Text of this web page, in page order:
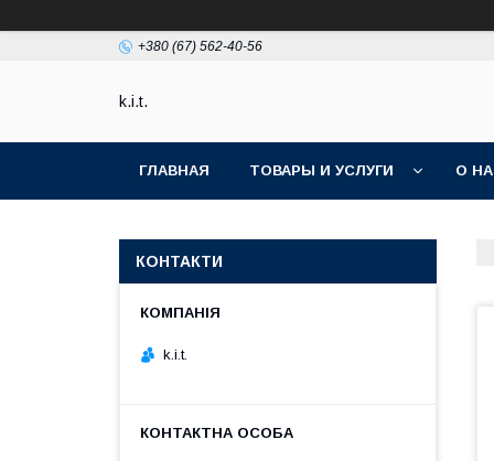
+380 (67) 562-40-56
k.i.t.
ГЛАВНАЯ ТОВАРЫ И УСЛУГИ О
КОНТАКТИ
k.i.t.